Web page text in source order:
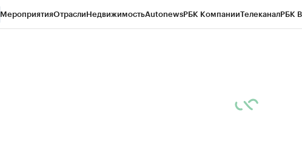
МероприятияОтраслиНедвижимостьAutonewsРБК КомпанииТелеканалРБК